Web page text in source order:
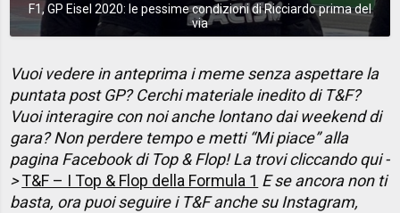
F1, GP Eisel 2020: le pessime condizioni di Ricciardo prima del
via
Vuoi vedere in anteprima i meme senza aspettare la
puntata post GP? Cerchi materiale inedito di T&F?
Vuoi interagire con noi anche lontano dai weekend di
gara? Non perdere tempo e metti “Mi piace” alla
pagina Facebook di Top & Flop! La trovi cliccando qui -
>T&F – I Top & Flop della Formula 1 E se ancora non ti
basta, ora puoi seguire i T&F anche su Instagram,